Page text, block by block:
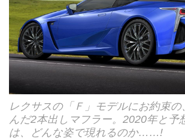
レクサスの「Ｆ」モデルにお約束
んだ2本出しマフラー。2020年と予
は、どんな姿で現れるのか……!